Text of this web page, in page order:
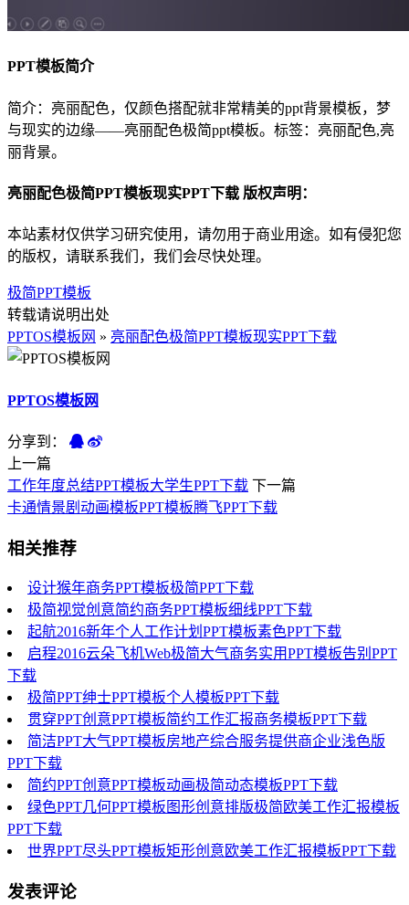
PPT模板简介
简介：亮丽配色，仅颜色搭配就非常精美的ppt背景模板，梦
与现实的边缘――亮丽配色极简ppt模板。标签：亮丽配色,亮
丽背景。
亮丽配色极简PPT模板现实PPT下载 版权声明：
本站素材仅供学习研究使用，请勿用于商业用途。如有侵犯您
的版权，请联系我们，我们会尽快处理。
极简PPT模板
转载请说明出处
PPTOS模板网 » 亮丽配色极简PPT模板现实PPT下载
PPTOS模板网
分享到：
上一篇
工作年度总结PPT模板大学生PPT下载 下一篇
卡通情景剧动画模板PPT模板腾飞PPT下载
相关推荐
设计猴年商务PPT模板极简PPT下载
极简视觉创意简约商务PPT模板细线PPT下载
起航2016新年个人工作计划PPT模板素色PPT下载
启程2016云朵飞机Web极简大气商务实用PPT模板告别PPT
下载
极简PPT绅士PPT模板个人模板PPT下载
贯穿PPT创意PPT模板简约工作汇报商务模板PPT下载
简洁PPT大气PPT模板房地产综合服务提供商企业浅色版
PPT下载
简约PPT创意PPT模板动画极简动态模板PPT下载
绿色PPT几何PPT模板图形创意排版极简欧美工作汇报模板
PPT下载
世界PPT尽头PPT模板矩形创意欧美工作汇报模板PPT下载
发表评论